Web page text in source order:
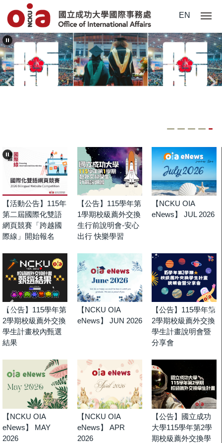
到
主
要
內
容
區
EN
【活動公告】115年
第二屆國際化雙語
網頁競賽「跨越國
際線」開始報名
【公告】115學年第
1學期校級薦外交換
生行前說明會-安心
出行 快樂學習
【NCKU OIA
eNews】 JUL 2026
【公告】115學年第
2學期校級薦外交換
學生計畫校內甄選
結果
【NCKU OIA
eNews】 JUN 2026
【公告】115學年第
2學期校級薦外交換
學生計畫說明會暨
分享會
【NCKU OIA
eNews】 MAY
2026
【NCKU OIA
eNews】 APR
2026
【公告】國立成功
大學115學年第2學
期校級薦外交換學